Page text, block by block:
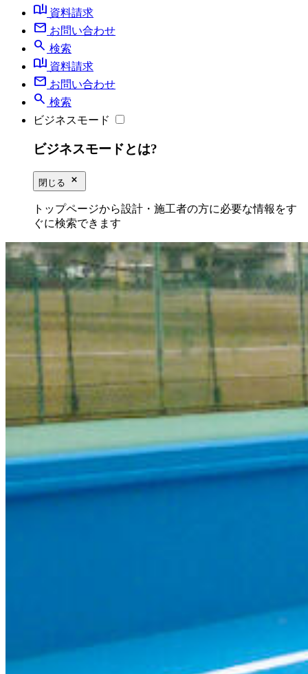
book_ribbon 資料請求
mail お問い合わせ
search 検索
book_ribbon 資料請求
mail お問い合わせ
search 検索
ビジネスモード
ビジネスモードとは?
閉じる close_small
トップページから設計・施工者の方に必要な情報をす
ぐに検索できます